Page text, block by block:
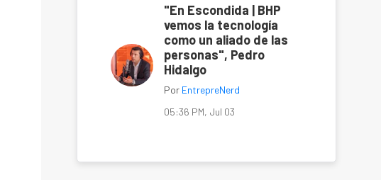
"En Escondida | BHP
vemos la tecnología
como un aliado de las
personas", Pedro
Hidalgo
Por EntrepreNerd
05:36 PM, Jul 03